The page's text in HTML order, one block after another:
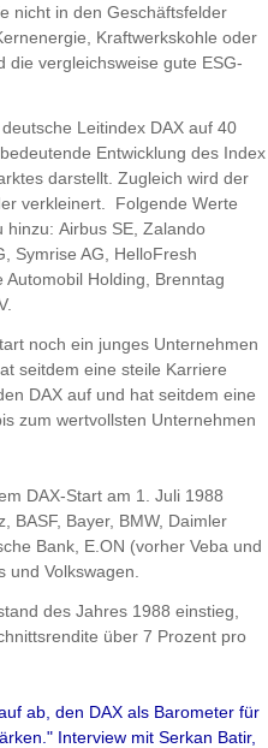
nicht in den Geschäftsfelder
Kraftwerkskohle oder
die vergleichsweise gute ESG-
Leitindex DAX auf 40
Entwicklung des Index
darstellt. Zugleich wird der
verkleinert. Folgende Werte
hinzu: Airbus SE, Zalando
Symrise AG, HelloFresh
Automobil Holding, Brenntag
noch ein junges Unternehmen
seitdem eine steile Karriere
DAX auf und hat seitdem eine
zum wertvollsten Unternehmen
DAX-Start am 1. Juli 1988
BASF, Bayer, BMW, Daimler
Bank, E.ON (vorher Veba und
und Volkswagen.
des Jahres 1988 einstieg,
über 7 Prozent pro
ab, den DAX als Barometer für
Interview mit Serkan Batir,